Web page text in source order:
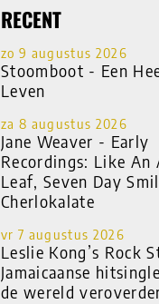
RECENT
zo 9 augustus 2026
Stoomboot - Een
Leven
za 8 augustus 2026
Jane Weaver - Early
Recordings: Like An
Leaf, Seven Day
Cherlokalate
vr 7 augustus 2026
Leslie Kong’s Rock
Jamaicaanse
de wereld